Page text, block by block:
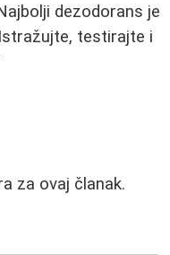
dezodorans je
testirajte i
za ovaj članak.